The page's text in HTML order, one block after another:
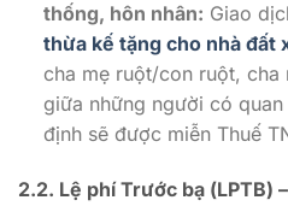
thống, hôn nhân: Giao
thừa kế tặng cho nhà đất
cha mẹ ruột/con ruột,
giữa những người có
định sẽ được miễn Thuế
2.2. Lệ phí Trước bạ (LPTB)